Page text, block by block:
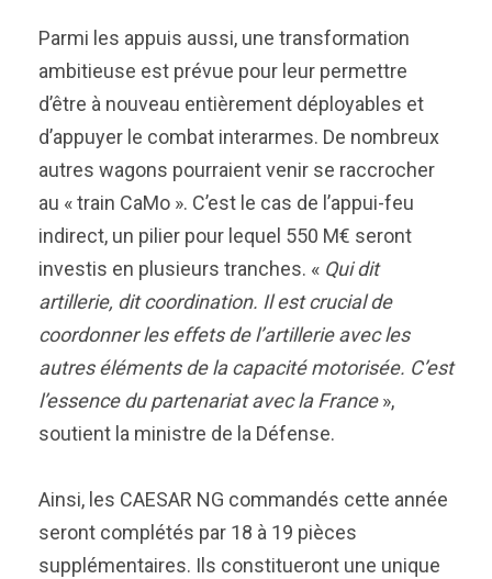
Parmi les appuis aussi, une transformation
ambitieuse est prévue pour leur permettre
d’être à nouveau entièrement déployables et
d’appuyer le combat interarmes. De nombreux
autres wagons pourraient venir se raccrocher
au « train CaMo ». C’est le cas de l’appui-feu
indirect, un pilier pour lequel 550 M€ seront
investis en plusieurs tranches. « Qui dit
artillerie, dit coordination. Il est crucial de
coordonner les effets de l’artillerie avec les
autres éléments de la capacité motorisée. C’est
l’essence du partenariat avec la France»,
soutient la ministre de la Défense.
Ainsi, les CAESAR NG commandés cette année
seront complétés par 18 à 19 pièces
supplémentaires. Ils constitueront une unique